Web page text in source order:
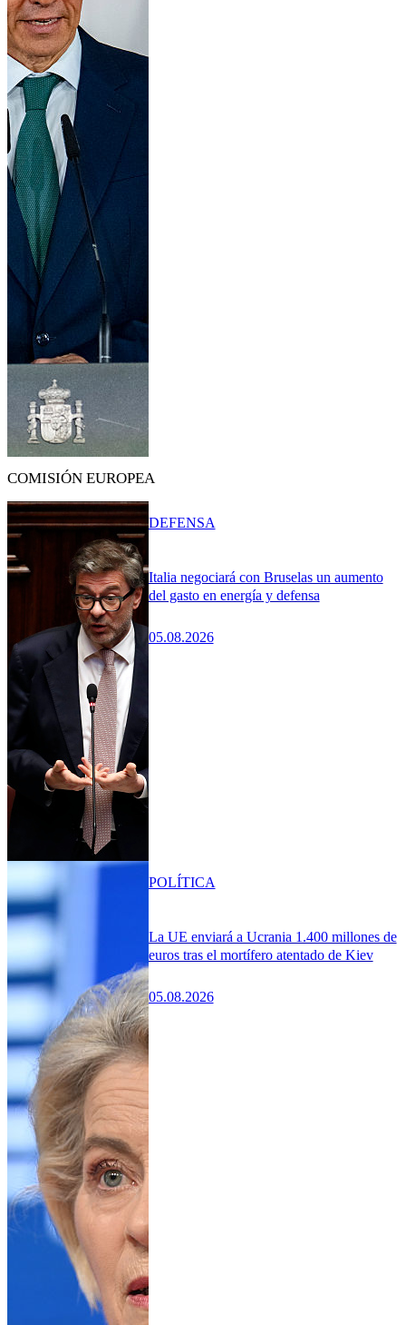
COMISIÓN EUROPEA
Italia negociará con Bruselas un aumento
del gasto en energía y defensa
05.08.2026
DEFENSA
La UE enviará a Ucrania 1.400 millones de
euros tras el mortífero atentado de Kiev
05.08.2026
POLÍTICA